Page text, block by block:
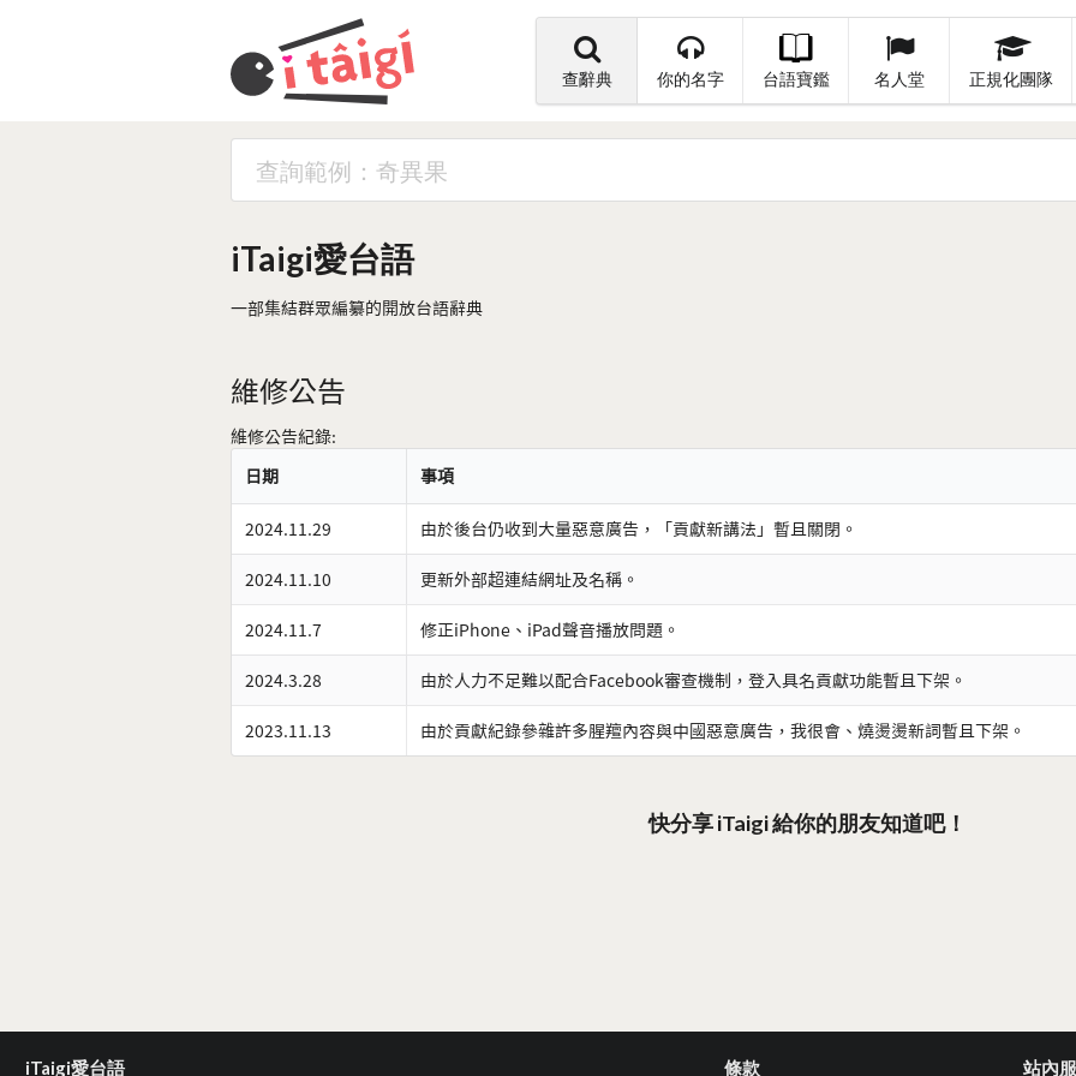
查辭典 你的名字 台語寶鑑 名人堂 正規化團隊
iTaigi愛台語
一部集結群眾編纂的開放台語辭典
維修公告
維修公告紀錄:
日期
事項
2024.11.29 由於後台仍收到大量惡意廣告，「貢獻新講法」暫且關閉。
2024.11.10 更新外部超連結網址及名稱。
2024.11.7 修正iPhone、iPad聲音播放問題。
2024.3.28 由於人力不足難以配合Facebook審查機制，登入具名貢獻功能暫且下架。
2023.11.13 由於貢獻紀錄參雜許多腥羶內容與中國惡意廣告，我很會、燒燙燙新詞暫且下架。
快分享 iTaigi 給你的朋友知道吧！
iTaigi愛台語 條款 站內